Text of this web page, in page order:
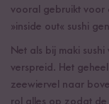
vooral gebruikt voor
»inside out« sushi
Net als bij maki
verspreid. Het
zeewiervel naar
rol alles op zodat